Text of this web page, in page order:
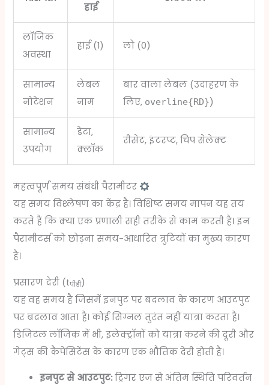
हाई
लॉजिक
अवस्था
हाई (1) लो (0)
सामान्य
नोटेशन
लेबल
नाम
बार वाला लेबल (उदाहरण के
लिए, overline{RD})
सामान्य
उपयोग
डेटा,
क्लॉक
रीसेट, इंटरप्ट, चिप सेलेक्ट
महत्वपूर्ण समय संबंधी पैरामीटर
यह समय विश्लेषण का केंद्र है। विशिष्ट समय मापन यह तय
करते हैं कि क्या एक प्रणाली सही तरीके से काम करती है। इन
पैरामीटर्स को छोड़ना समय-आधारित त्रुटियों का मुख्य कारण
है।
प्रसारण देरी (tपीडी)
यह वह समय है जिसमें इनपुट पर बदलाव के कारण आउटपुट
पर बदलाव आता है। कोई सिग्नल तुरंत नहीं यात्रा करता है।
डिजिटल लॉजिक में भी, इलेक्ट्रॉनों को यात्रा करने की दूरी और
गेट्स की कैपेसिटेंस के कारण एक भौतिक देरी होती है।
इनपुट से आउटपुट:ट्रिगर एज से अंतिम स्थिति परिवर्तन